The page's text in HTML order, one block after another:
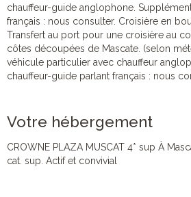
chauffeur-guide anglophone.
français : nous consulter. Croisière en
Transfert au port pour une croisière au
côtes découpées de Mascate. (selon
véhicule particulier avec chauffeur
chauffeur-guide parlant français : nous
Votre hébergement
CROWNE PLAZA MUSCAT 4* sup À
cat. sup. Actif et convivial